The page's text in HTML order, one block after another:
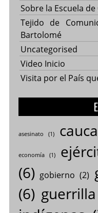
Sobre la Escuela
Tejido de
Bartolomé
Uncategorised
Video Inicio
Visita por el País
asesinato (1) cauca
economía(1)
(6) gobierno (2)
(6) guerrilla